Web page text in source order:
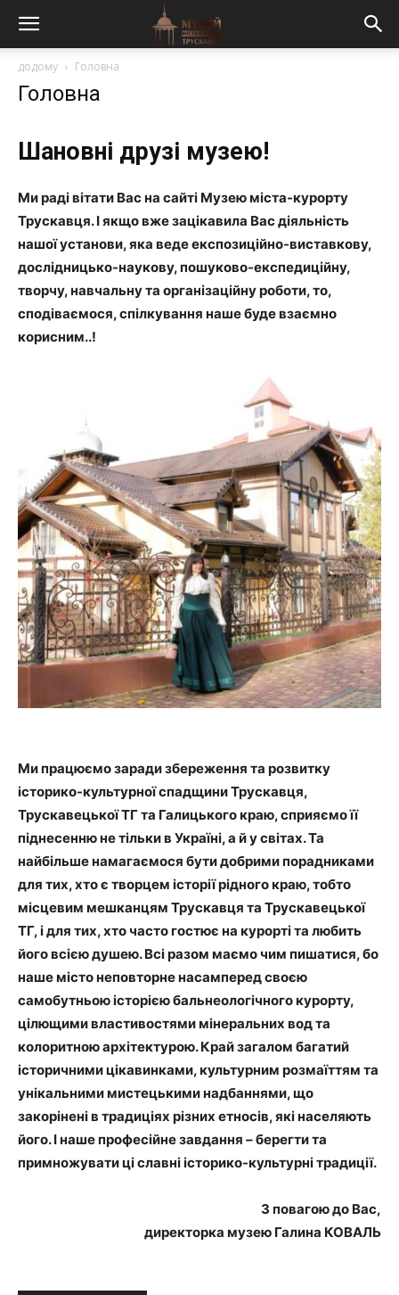
додому Головна
Головна
Шановні друзі музею!
Ми раді вітати Вас на сайті Музею міста-курорту
Трускавця. І якщо вже зацікавила Вас діяльність
нашої установи, яка веде експозиційно-виставкову,
дослідницько-наукову, пошуково-експедиційну,
творчу,навчальну та організаційну роботи, то,
сподіваємося, спілкування наше буде взаємно
корисним..!
Ми працюємо заради збереження та розвитку
історико-культурної спадщини Трускавця,
Трускавецької ТГ та Галицького краю, сприяємо її
піднесенню не тільки в Україні, а й у світах. Та
найбільше намагаємося бути добрими порадниками
для тих, хто є творцем історії рідного краю, тобто
місцевим мешканцям Трускавця та Трускавецької
ТГ, і для тих, хто часто гостює на курорті та любить
його всією душею. Всі разом маємо чим пишатися, бо
наше місто неповторне насамперед своєю
самобутньою історією бальнеологічного курорту,
цілющими властивостями мінеральних вод та
колоритною архітектурою. Край загалом багатий
історичними цікавинками, культурним розмаїттям та
унікальними мистецькими надбаннями, що
закорінені в традиціях різних етносів, які населяють
його. І наше професійне завдання – берегти та
примножувати ці славні історико-культурні традиції.
З повагою до Вас,
директорка музею Галина КОВАЛЬ